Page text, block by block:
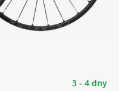
3 - 4 dny